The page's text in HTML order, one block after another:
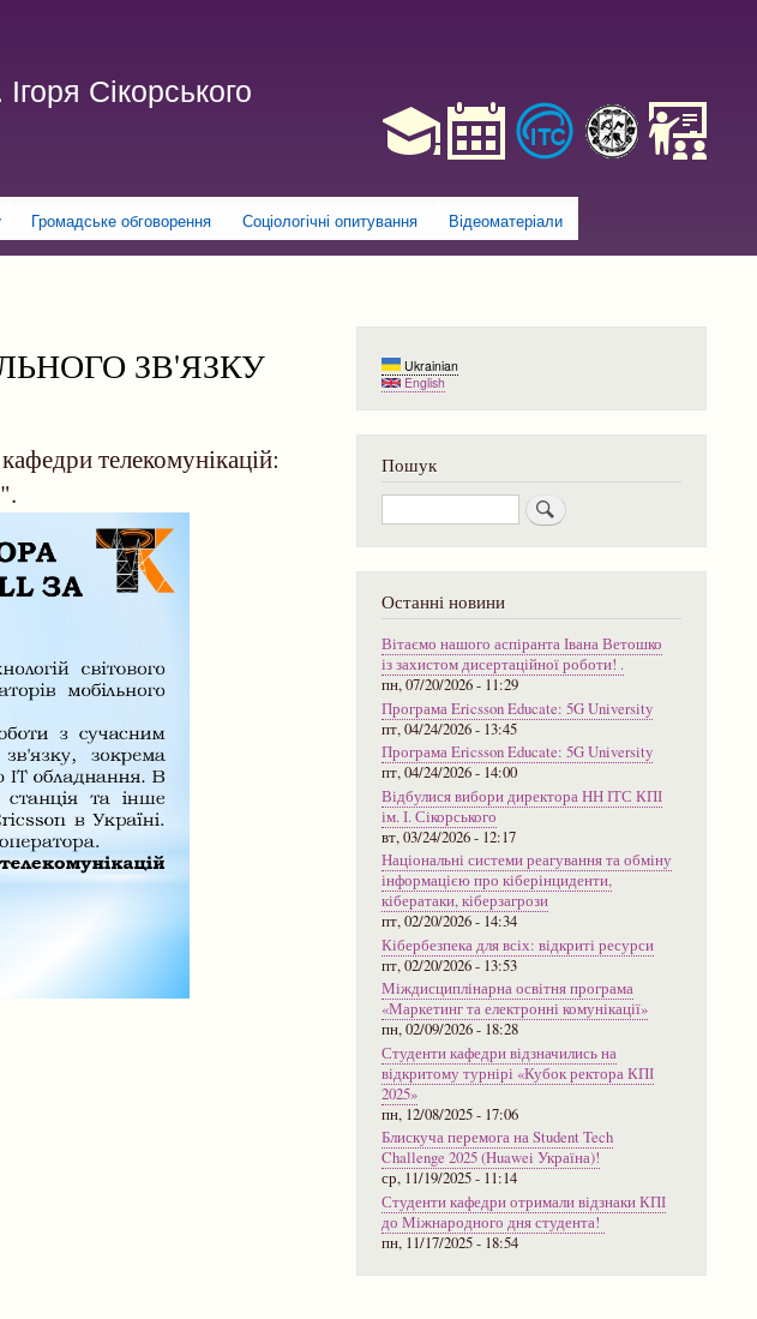
Сікорського
Громадське обговорення Соціологічні опитування Відеоматеріали
ЗВ'ЯЗКУ
телекомунікацій:
".
Ukrainian
English
Пошук
Пошук
Останні новини
Вітаємо нашого аспіранта Івана Ветошко
із захистом дисертаційної роботи! .
пн, 07/20/2026 - 11:29
Програма Ericsson Educate: 5G University
пт, 04/24/2026 - 13:45
Програма Ericsson Educate: 5G University
пт, 04/24/2026 - 14:00
Відбулися вибори директора НН ІТС КПІ
ім. І. Сікорського
вт, 03/24/2026 - 12:17
Національні системи реагування та обміну
інформацією про кіберінциденти,
кібератаки, кіберзагрози
пт, 02/20/2026 - 14:34
Кібербезпека для всіх: відкриті ресурси
пт, 02/20/2026 - 13:53
Міждисциплінарна освітня програма
«Маркетинг та електронні комунікації»
пн, 02/09/2026 - 18:28
Студенти кафедри відзначились на
відкритому турнірі «Кубок ректора КПІ
2025»
пн, 12/08/2025 - 17:06
Блискуча перемога на Student Tech
Challenge 2025 (Huawei Україна)!
ср, 11/19/2025 - 11:14
Студенти кафедри отримали відзнаки КПІ
до Міжнародного дня студента!
пн, 11/17/2025 - 18:54